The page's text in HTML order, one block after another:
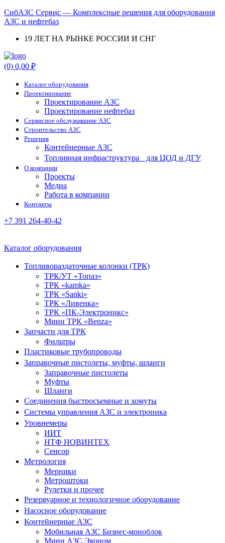
СибАЗС Сервис — Комплексные решения для оборудования
АЗС и нефтебаз
19 ЛЕТ НА РЫНКЕ РОССИИ И СНГ
Menu
(0) 0,00 ₽
Каталог оборудования
Проектирование
Проектирование АЗС
Проектирование нефтебаз
Cервисное обслуживание АЗС
Строительство АЗС
Решения
Контейнерные АЗС
Топливная инфраструктура для ЦОД и ДГУ
О компании
Проекты
Медиа
Работа в компании
Контакты
+7 391 264-40-42
Каталог оборудования
Топливораздаточные колонки (ТРК)
ТРК/УТ «Топаз»
ТРК «kamka»
ТРК «Sanki»
ТРК «Ливенка»
ТРК «ПК-Электроникс»
Мини ТРК «Benza»
Запчасти для ТРК
Фильтры
Пластиковые трубопроводы
Заправочные пистолеты, муфты, шланги
Заправочные пистолеты
Муфты
Шланги
Соединения быстросъемные и хомуты
Системы управления АЗС и электроника
Уровнемеры
ИИТ
НТФ НОВИНТЕХ
Сенсор
Метрология
Мерники
Метроштоки
Рулетки и прочее
Резервуарное и технологичное оборудование
Насосное оборудование
Контейнерные АЗС
Мобильная АЗС Бизнес-моноблок
Мини АЗС Эконом